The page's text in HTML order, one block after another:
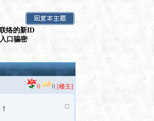
络的新ID
口骗密
0 0 [楼主]